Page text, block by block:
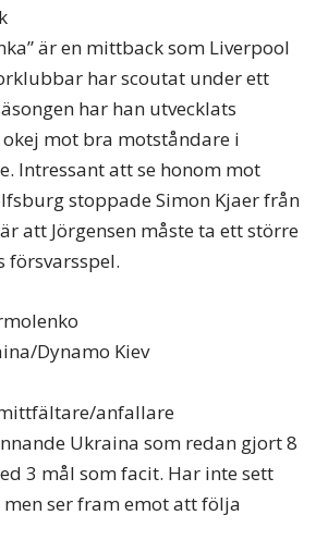
är en mittback som Liverpool
har scoutat under ett
har han utvecklats
mot bra motståndare i
Intressant att se honom mot
stoppade Simon Kjaer från
att Jörgensen måste ta ett större
försvarsspel.
Dynamo Kiev
anfallare
Ukraina som redan gjort 8
3 mål som facit. Har inte sett
men ser fram emot att följa